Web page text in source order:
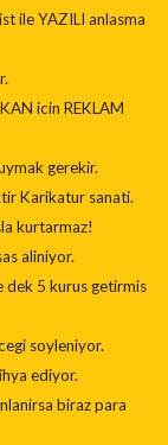
ile YAZILI anlasma
icin REKLAM
gerekir.
Karikatur sanati.
kurtarmaz!
aliniyor.
dek 5 kurus getirmis
soyleniyor.
ediyor.
biraz para